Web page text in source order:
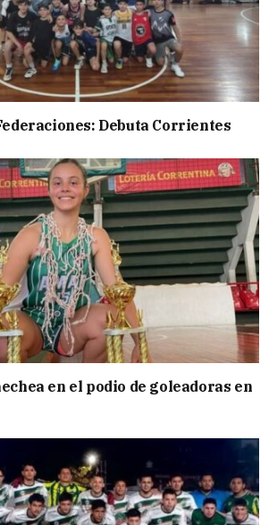
Debuta Corrientes
en el podio de goleadoras en